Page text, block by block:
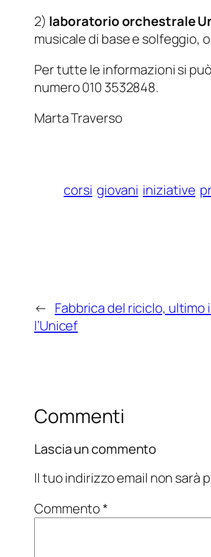
2) laboratorio orchestrale
musicale di base e solfeggio,
Per tutte le informazioni si
numero 010 3532848.
Marta Traverso
corsi giovani iniziative
← Fabbrica del riciclo, ultimo
l’Unicef
Commenti
Lascia un commento
Il tuo indirizzo email non sarà
Commento*